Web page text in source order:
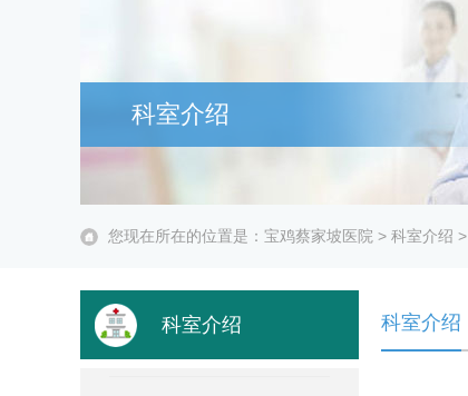
科室介绍
您现在所在的位置是： 宝鸡蔡家坡医院 > 科室介绍 >
科室介绍 科室介绍